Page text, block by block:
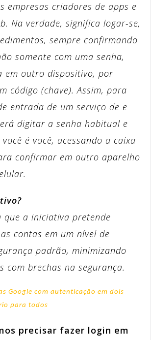
empresas criadores de apps e
Na verdade, significa logar-se,
sempre confirmando
somente com uma senha,
em outro dispositivo, por
código (chave). Assim, para
entrada de um serviço de e-
digitar a senha habitual e
é você, acessando a caixa
confirmar em outro aparelho
que a iniciativa pretende
contas em um nível de
padrão, minimizando
com brechas na segurança.
Google com autenticação em dois
para todos
precisar fazer login em